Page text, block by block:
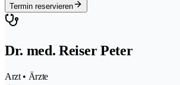
Termin reservieren
Dr. med. Reiser Peter
Arzt • Ärzte